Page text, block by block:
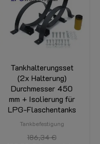
Tankhalterungsset
(2x Halterung)
Durchmesser 450
mm + Isolierung für
LPG-Flaschentanks
Tankbefestigung
186,34 €